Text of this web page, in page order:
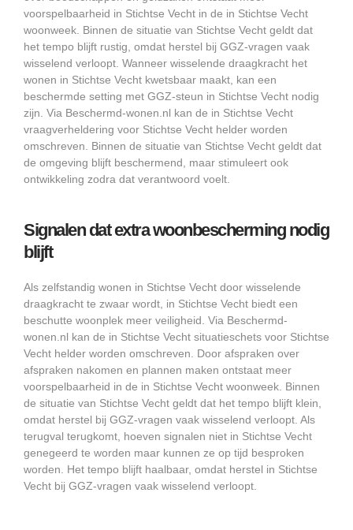
voorspelbaarheid in Stichtse Vecht in de in Stichtse Vecht
woonweek. Binnen de situatie van Stichtse Vecht geldt dat
het tempo blijft rustig, omdat herstel bij GGZ-vragen vaak
wisselend verloopt. Wanneer wisselende draagkracht het
wonen in Stichtse Vecht kwetsbaar maakt, kan een
beschermde setting met GGZ-steun in Stichtse Vecht nodig
zijn. Via Beschermd-wonen.nl kan de in Stichtse Vecht
vraagverheldering voor Stichtse Vecht helder worden
omschreven. Binnen de situatie van Stichtse Vecht geldt dat
de omgeving blijft beschermend, maar stimuleert ook
ontwikkeling zodra dat verantwoord voelt.
Signalen dat extra woonbescherming nodig
blijft
Als zelfstandig wonen in Stichtse Vecht door wisselende
draagkracht te zwaar wordt, in Stichtse Vecht biedt een
beschutte woonplek meer veiligheid. Via Beschermd-
wonen.nl kan de in Stichtse Vecht situatieschets voor Stichtse
Vecht helder worden omschreven. Door afspraken over
afspraken nakomen en plannen maken ontstaat meer
voorspelbaarheid in de in Stichtse Vecht woonweek. Binnen
de situatie van Stichtse Vecht geldt dat het tempo blijft klein,
omdat herstel bij GGZ-vragen vaak wisselend verloopt. Als
terugval terugkomt, hoeven signalen niet in Stichtse Vecht
genegeerd te worden maar kunnen ze op tijd besproken
worden. Het tempo blijft haalbaar, omdat herstel in Stichtse
Vecht bij GGZ-vragen vaak wisselend verloopt.